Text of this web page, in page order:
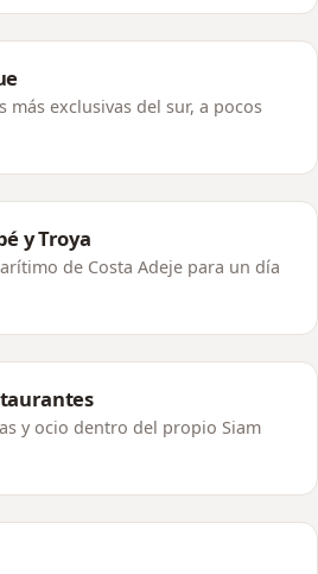
más exclusivas del sur, a pocos
y Troya
de Costa Adeje para un día
y ocio dentro del propio Siam